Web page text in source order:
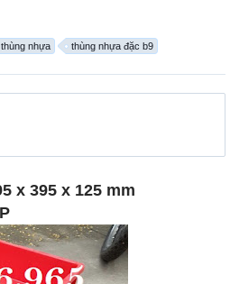
thùng nhựa thùng nhựa đặc b9
x 395 x 125 mm